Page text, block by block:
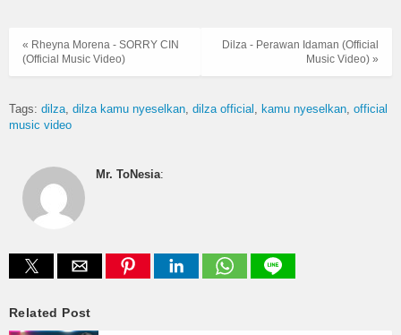
Dilza - Perawan Idaman (Official
Music Video) »
« Rheyna Morena - SORRY CIN
(Official Music Video)
Tags: dilza dilza kamu nyeselkan dilza official kamu nyeselkan official
music video
Mr. ToNesia:
Related Post